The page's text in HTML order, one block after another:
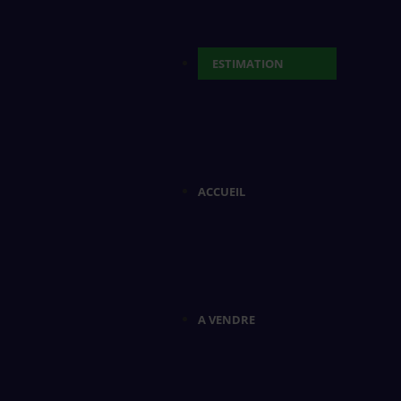
ESTIMATION
ACCUEIL
A VENDRE